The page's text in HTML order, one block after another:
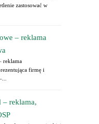
zastosować w
– reklama
reklama
firmę i
– reklama,